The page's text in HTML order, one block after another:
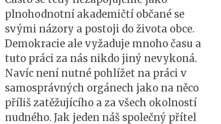
plnohodnotní akademičtí občané se
svými názory a postoji do života obce.
Demokracie ale vyžaduje mnoho času a
tuto práci za nás nikdo jiný nevykoná.
Navíc není nutné pohlížet na práci v
samosprávných orgánech jako na něco
příliš zatěžujícího a za všech okolností
nudného. Jak jeden náš společný přítel